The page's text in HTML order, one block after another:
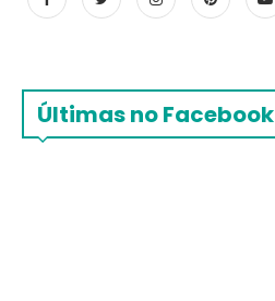
Últimas no Facebook